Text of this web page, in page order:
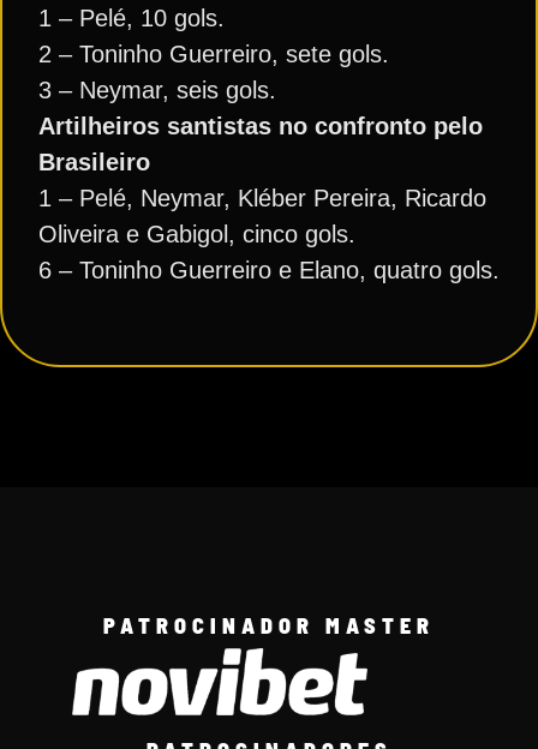
1 – Pelé, 10 gols.
2 – Toninho Guerreiro, sete gols.
3 – Neymar, seis gols.
Artilheiros santistas no confronto pelo
Brasileiro
1 – Pelé, Neymar, Kléber Pereira, Ricardo
Oliveira e Gabigol, cinco gols.
6 – Toninho Guerreiro e Elano, quatro gols.
PATROCINADOR MASTER